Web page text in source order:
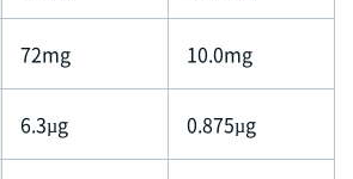
72mg 10.0mg
6.3µg 0.875µg